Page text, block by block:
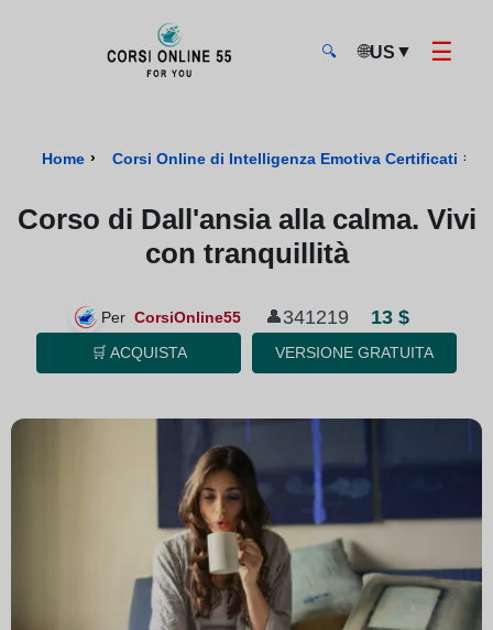
🔍 🌐US ▼ ☰
Home › Corsi Online di Intelligenza Emotiva Certificati ›
Corso di Dall'ansia alla calma. Vivi
con tranquillità
Per CorsiOnline55 👤341219 13 $
🛒 ACQUISTA VERSIONE GRATUITA